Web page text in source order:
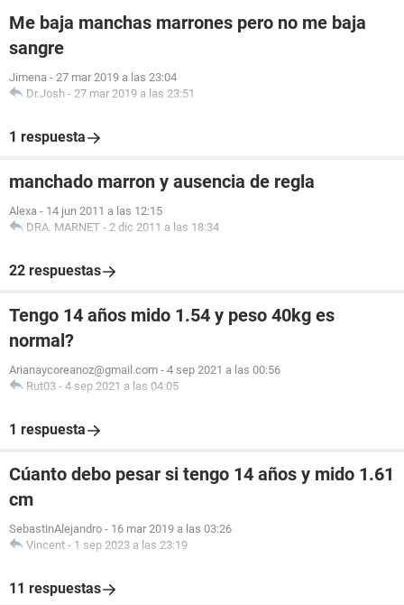
Me baja manchas marrones pero no me baja
sangre
Jimena - 27 mar 2019 a las 23:04
Dr.Josh - 27 mar 2019 a las 23:51
1 respuesta
manchado marron y ausencia de regla
Alexa - 14 jun 2011 a las 12:15
DRA. MARNET - 2 dic 2011 a las 18:34
22 respuestas
Tengo 14 años mido 1.54 y peso 40kg es
normal?
Arianaycoreanoz@gmail.com - 4 sep 2021 a las 00:56
Rut03 - 4 sep 2021 a las 04:05
1 respuesta
Cúanto debo pesar si tengo 14 años y mido 1.61
cm
SebastinAlejandro - 16 mar 2019 a las 03:26
Vincent - 1 sep 2023 a las 23:19
11 respuestas